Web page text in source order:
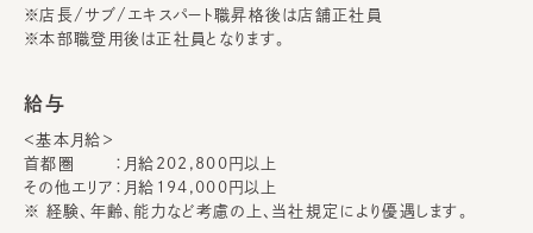
※店長/サブ/エキスパート職昇格後は店舗正社員
※本部職登用後は正社員となります。
給与
＜基本月給＞
首都圏
月給202,800円以上
その他エリア
月給194,000円以上
※ 経験、年齢、能力など考慮の上、当社規定により優遇します。